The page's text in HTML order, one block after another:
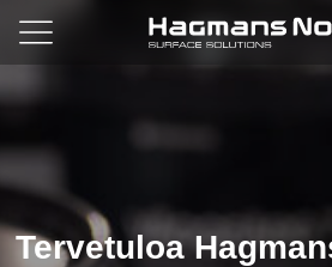
Tervetuloa